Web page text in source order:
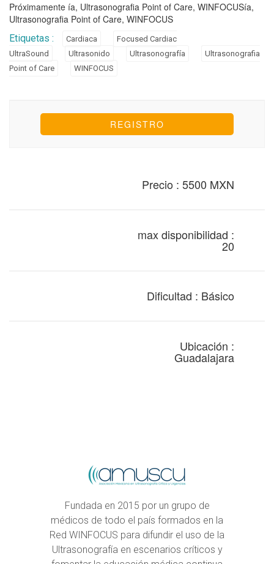
Próximamente ía, Ultrasonografia Point of Care, WINFOCUSía,
Ultrasonografia Point of Care, WINFOCUS
Etiquetas : Cardiaca
Focused Cardiac
UltraSound
Ultrasonido Ultrasonografía
Ultrasonografia
Point of Care
WINFOCUS
Precio : 5500 MXN
max disponibilidad :
20
Dificultad : Básico
Ubicación :
Guadalajara
Fundada en 2015 por un grupo de
médicos de todo el país formados en la
Red WINFOCUS para difundir el uso de la
Ultrasonografía en escenarios críticos y